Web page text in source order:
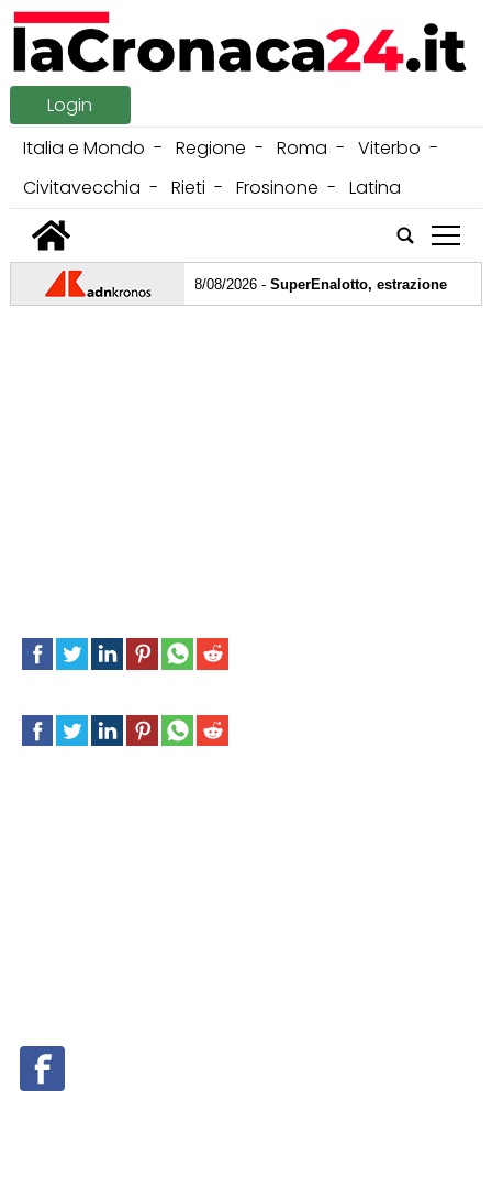
Login
Italia e Mondo
Regione Roma
Viterbo
Civitavecchia
Rieti Frosinone
Latina
tap
08/08/2026 -SuperEnalotto, estrazione e numeri